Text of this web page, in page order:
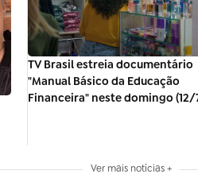
TV Brasil estreia documentário
"Manual Básico da Educação
Financeira" neste domingo (12/
Ver mais notícias +